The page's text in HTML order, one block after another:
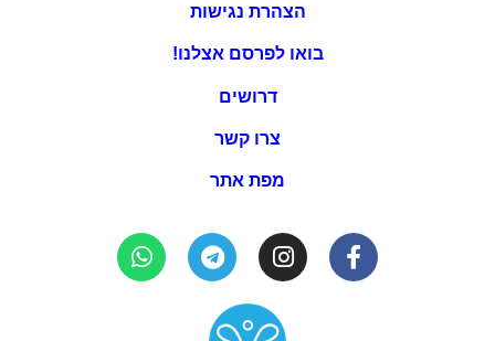
הצהרת נגישות
בואו לפרסם אצלנו!
דרושים
צרו קשר
מפת אתר